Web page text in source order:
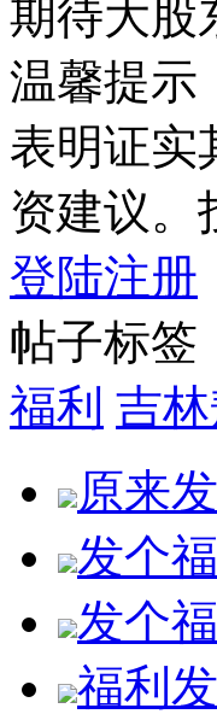
期待大股
温馨提示
表明证实
资建议。
登陆注册
帖子标签
福利 吉
原来
发个
发个
福利